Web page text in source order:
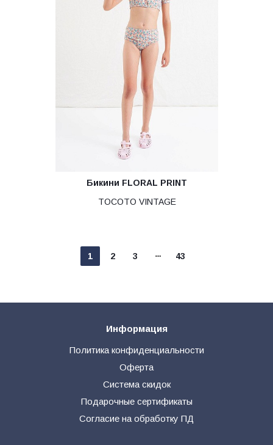
Бикини FLORAL PRINT
TOCOTO VINTAGE
1 2 3 43
Информация
Политика конфиденциальности
Оферта
Система скидок
Подарочные сертификаты
Согласие на обработку ПД